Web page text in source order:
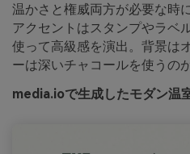
温かさと権威両方が必要な時
アクセントはスタンプやラベ
使って高級感を演出。背景は
ーは深いチャコールを使うの
media.ioで生成したモダン温